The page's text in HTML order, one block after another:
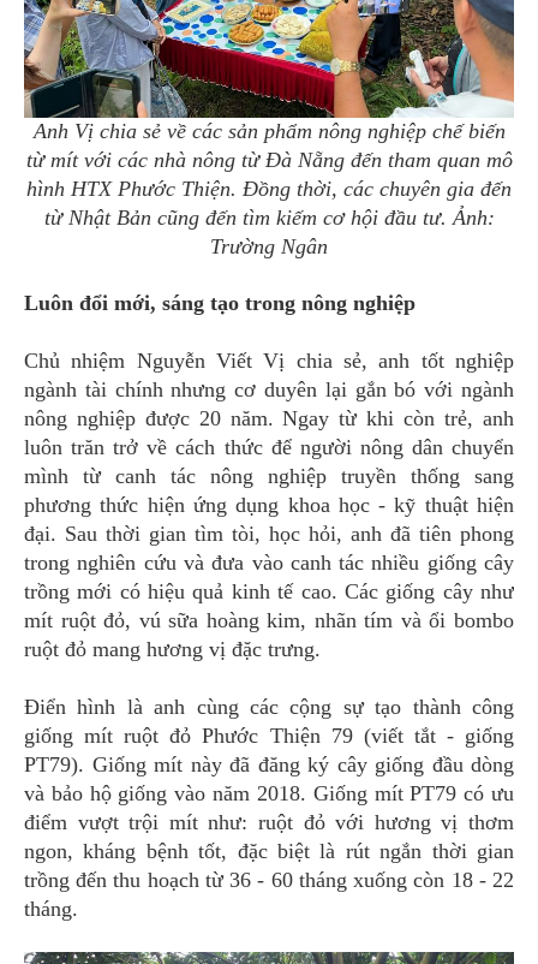
Anh Vị chia sẻ về các sản phẩm nông nghiệp chế biến
từ mít với các nhà nông từ Đà Nẵng đến tham quan mô
hình HTX Phước Thiện. Đồng thời, các chuyên gia đến
từ Nhật Bản cũng đến tìm kiếm cơ hội đầu tư. Ảnh:
Trường Ngân
Luôn đổi mới, sáng tạo trong nông nghiệp
Chủ nhiệm Nguyễn Viết Vị chia sẻ, anh tốt nghiệp
ngành tài chính nhưng cơ duyên lại gắn bó với ngành
nông nghiệp được 20 năm. Ngay từ khi còn trẻ, anh
luôn trăn trở về cách thức để người nông dân chuyển
mình từ canh tác nông nghiệp truyền thống sang
phương thức hiện ứng dụng khoa học - kỹ thuật hiện
đại. Sau thời gian tìm tòi, học hỏi, anh đã tiên phong
trong nghiên cứu và đưa vào canh tác nhiều giống cây
trồng mới có hiệu quả kinh tế cao. Các giống cây như
mít ruột đỏ, vú sữa hoàng kim, nhãn tím và ổi bombo
ruột đỏ mang hương vị đặc trưng.
Điển hình là anh cùng các cộng sự tạo thành công
giống mít ruột đỏ Phước Thiện 79 (viết tắt - giống
PT79). Giống mít này đã đăng ký cây giống đầu dòng
và bảo hộ giống vào năm 2018. Giống mít PT79 có ưu
điểm vượt trội mít như: ruột đỏ với hương vị thơm
ngon, kháng bệnh tốt, đặc biệt là rút ngắn thời gian
trồng đến thu hoạch từ 36 - 60 tháng xuống còn 18 - 22
tháng.